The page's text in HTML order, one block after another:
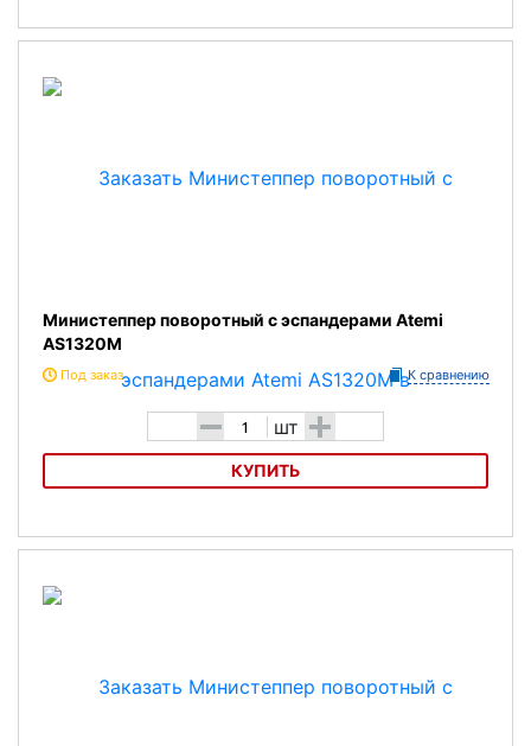
Кардиотвистер Bradex
Министеппер поворотный с эспандерами Atemi
AS1320M
Под заказ К сравнению
- шт +
КУПИТЬ
Министеппер поворотный с эспандерами Atemi AS1320M